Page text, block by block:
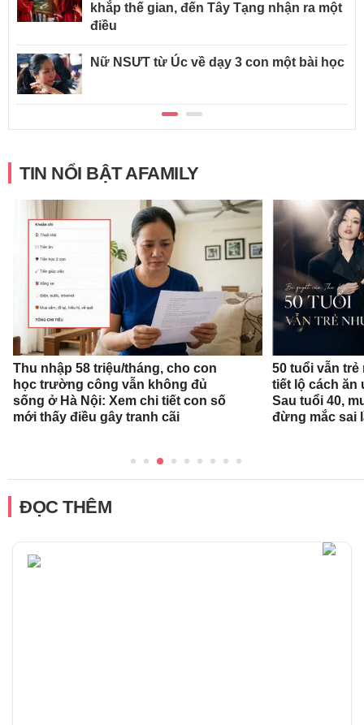
khắp thế gian, đến Tây Tạng nhận ra một
điều
Nữ NSƯT từ Úc về dạy 3 con một bài học
TIN NỔI BẬT AFAMILY
Thu nhập 58 triệu/tháng, cho con
học trường công vẫn không đủ
sống ở Hà Nội: Xem chi tiết con số
mới thấy điều gây tranh cãi
50 tuổi vẫn
tiết lộ cách ăn
Sau tuổi 40,
đừng mắc sai
ĐỌC THÊM